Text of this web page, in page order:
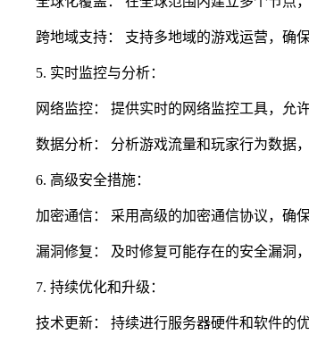
跨地域支持： 支持多地域的游戏运营，确保
5. 实时监控与分析：
网络监控： 提供实时的网络监控工具，允许
数据分析： 分析游戏流量和玩家行为数据，
6. 高级安全措施：
加密通信： 采用高级的加密通信协议，确保
漏洞修复： 及时修复可能存在的安全漏洞，
7. 持续优化和升级：
技术更新： 持续进行服务器硬件和软件的优